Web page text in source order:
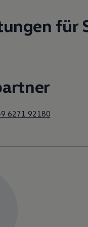
für
6271 92180